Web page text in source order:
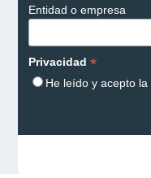
Entidad o empresa
Privacidad *
He leído y acepto la